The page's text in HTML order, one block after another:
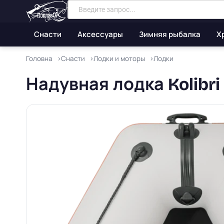
Снасти Аксессуары Зимняя рыбалка
Головна Снасти Лодки и моторы Лодки
Надувная лодка